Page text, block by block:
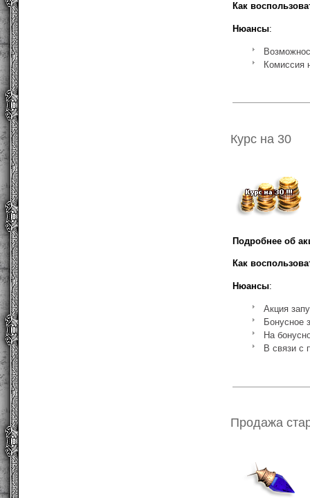
Как
Нюансы:
Комиссия
Курс на 30
Подробнее об
Как
Нюансы:
Акция
Бонусное
На
В связи с
Продажа